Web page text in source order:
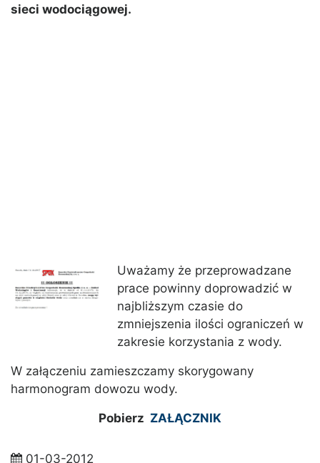
sieci wodociągowej.
Uważamy że przeprowadzane
prace powinny doprowadzić w
najbliższym czasie do
zmniejszenia ilości ograniczeń w
zakresie korzystania z wody.
W załączeniu zamieszczamy skorygowany
harmonogram dowozu wody.
Pobierz ZAŁĄCZNIK
01-03-2012